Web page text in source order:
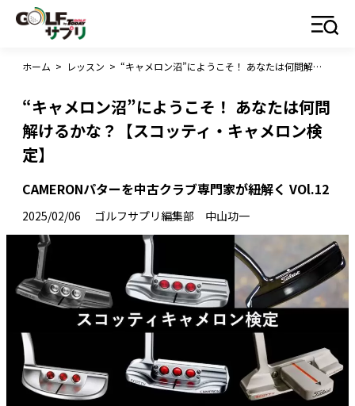
ホーム > レッスン > “キャメロン沼”にようこそ！ あなたは何問解けるかな？【スコッティ・キャメロン検定】
“キャメロン沼”にようこそ！ あなたは何問
解けるかな？【スコッティ・キャメロン検
定】
CAMERONパターを中古クラブ専門家が紐解く VOl.12
2025/02/06 ゴルフサプリ編集部 中山功一